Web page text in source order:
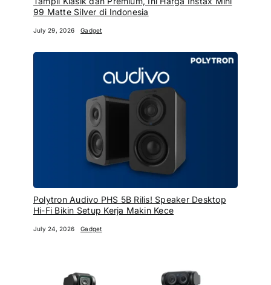
99 Matte Silver di Indonesia
July 29, 2026 Gadget
Polytron Audivo PHS 5B Rilis! Speaker Desktop
Hi-Fi Bikin Setup Kerja Makin Kece
July 24, 2026 Gadget